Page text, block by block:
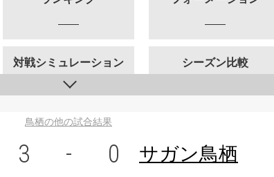
対戦シミュレーション シーズン比較
鳥栖の他の試合結果
3 - 0 サガン鳥栖